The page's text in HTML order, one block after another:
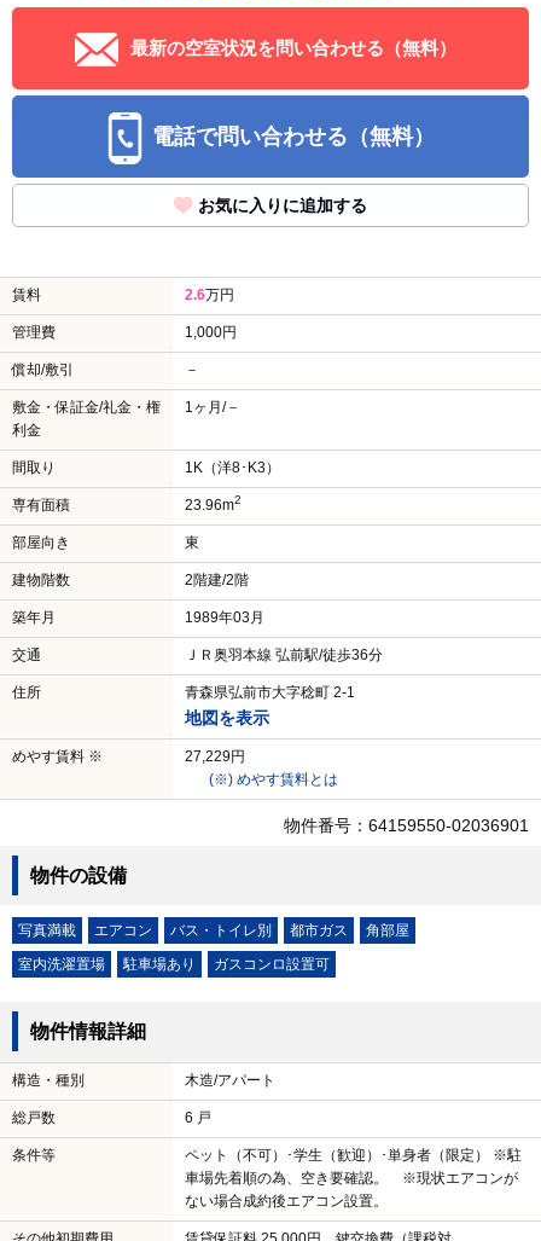
最新の空室状況を問い合わせる（無料）
電話で問い合わせる（無料）
お気に入りに追加する
賃料 2.6万円
管理費 1,000円
償却/敷引 －
敷金・保証金/礼金・権
利金
1ヶ月/－
間取り 1K（洋8･K3）
専有面積 23.96m2
部屋向き 東
建物階数 2階建/2階
築年月 1989年03月
交通 ＪＲ奥羽本線 弘前駅/徒歩36分
住所 青森県弘前市大字稔町 2-1
地図を表示
めやす賃料 ※
27,229円
(※) めやす賃料とは
物件番号：64159550-02036901
物件の設備
写真満載 エアコン バス・トイレ別 都市ガス
角部屋
室内洗濯置場
駐車場あり ガスコンロ設置可
物件情報詳細
構造・種別 木造/アパート
総戸数 6 戸
条件等
ペット（不可）･学生（歓迎）･単身者（限定） ※駐
車場先着順の為、空き要確認。 ※現状エアコンが
ない場合成約後エアコン設置。